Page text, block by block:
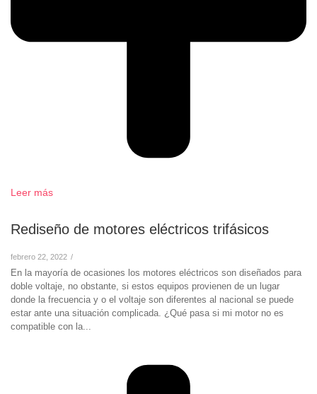
Leer más
Rediseño de motores eléctricos trifásicos
febrero 22, 2022 /
En la mayoría de ocasiones los motores eléctricos son diseñados para
doble voltaje, no obstante, si estos equipos provienen de un lugar
donde la frecuencia y o el voltaje son diferentes al nacional se puede
estar ante una situación complicada. ¿Qué pasa si mi motor no es
compatible con la...